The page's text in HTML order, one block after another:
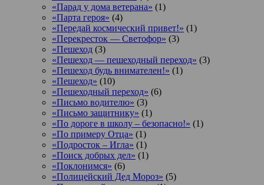
«Парад у дома ветерана» (1)
«Парта героя» (4)
«Передай космический привет!» (1)
«Перекресток — Светофор» (3)
«Пешеход (3)
«Пешеход — пешеходный переход» (3)
«Пешеход будь внимателен!» (1)
«Пешеход» (10)
«Пешеходный переход» (6)
«Письмо водителю» (3)
«Письмо защитнику» (1)
«По дороге в школу – безопасно!» (1)
«По примеру Отца» (1)
«Подросток ‒ Игла» (1)
«Поиск добрых дел» (1)
«Поклонимся» (6)
«Полицейский Дед Мороз» (5)